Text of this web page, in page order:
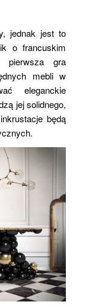
jednak jest to
o francuskim
pierwsza gra
mebli w
eleganckie
jej solidnego,
będą